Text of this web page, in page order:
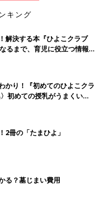
キング
解決する本『ひよこクラブ
まで、育児に役立つ情報が
かり！『初めてのひよこクラ
初めての授乳がうまくい
基本と夏のトラブル 解決テ
2冊の「たまひよ」
る？墓じまい費用